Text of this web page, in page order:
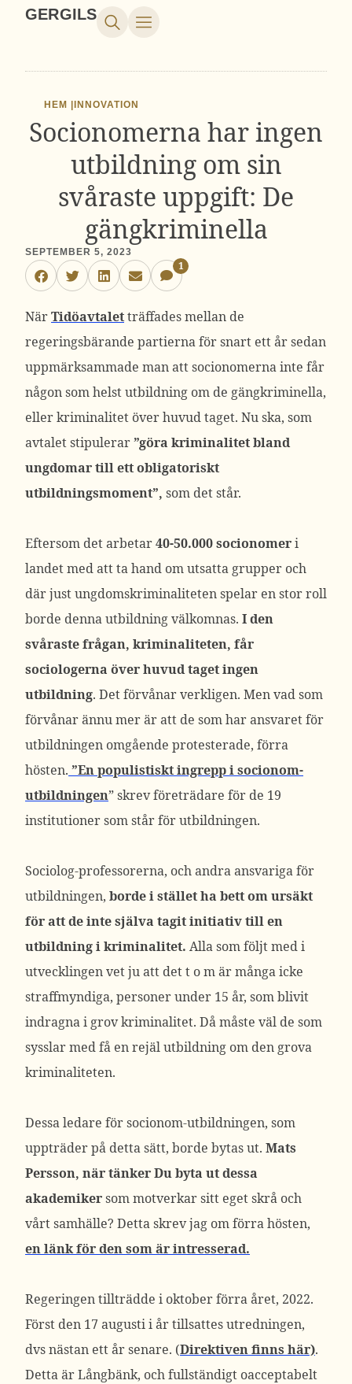
GERGILS
HEM | INNOVATION
Socionomerna har ingen
utbildning om sin
svåraste uppgift: De
gängkriminella
SEPTEMBER 5, 2023
1
NärTidöavtaletträffades mellan de
regeringsbärande partierna för snart ett år sedan
uppmärksammade man att socionomerna inte får
någon som helst utbildning om de gängkriminella,
eller kriminalitet över huvud taget. Nu ska, som
avtalet stipulerar”göra kriminalitet bland
ungdomar till ett obligatoriskt
utbildningsmoment”, som det står.
Eftersom det arbetar40-50.000 socionomeri
landet med att ta hand om utsatta grupper och
där just ungdomskriminaliteten spelar en stor roll
borde denna utbildning välkomnas. I den
svåraste frågan, kriminaliteten, får
sociologerna över huvud taget ingen
utbildning. Det förvånar verkligen. Men vad som
förvånar ännu mer är att de som har ansvaret för
utbildningen omgående protesterade, förra
hösten. ”En populistiskt ingrepp i socionom-
utbildningen” skrev företrädare för de 19
institutioner som står för utbildningen.
Sociolog-professorerna, och andra ansvariga för
utbildningen, borde i stället ha bett om ursäkt
för att de inte själva tagit initiativ till en
utbildning i kriminalitet. Alla som följt med i
utvecklingen vet ju att det t o m är många icke
straffmyndiga, personer under 15 år, som blivit
indragna i grov kriminalitet. Då måste väl de som
sysslar med få en rejäl utbildning om den grova
kriminaliteten.
Dessa ledare för socionom-utbildningen, som
uppträder på detta sätt, borde bytas ut. Mats
Persson, när tänker Du byta ut dessa
akademikersom motverkar sitt eget skrå och
vårt samhälle? Detta skrev jag om förra hösten,
en länk för den som är intresserad.
Regeringen tillträdde i oktober förra året, 2022.
Först den 17 augusti i år tillsattes utredningen,
dvs nästan ett år senare. (Direktiven finns här).
Detta är Långbänk, och fullständigt oacceptabelt